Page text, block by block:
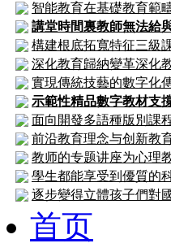
智能教育在基礎教育範
講堂時間裏教師無法給
構建根底拓寬特征三級
深化教育歸納變革深化
實現傳統技藝的數字化
示範性精品數字教材支
面向開發多語種版別課
前沿教育理念与创新教
教师的专题讲座为心理
學生都能享受到優質的
逐步變得立體孩子們對
首页